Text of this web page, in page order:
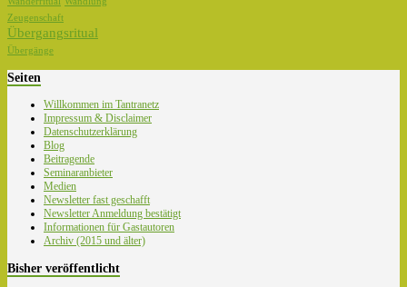
Zeugenschaft
Übergangsritual
Übergänge
Seiten
Willkommen im Tantranetz
Impressum & Disclaimer
Datenschutzerklärung
Blog
Beitragende
Seminaranbieter
Medien
Newsletter fast geschafft
Newsletter Anmeldung bestätigt
Informationen für Gastautoren
Archiv (2015 und älter)
Bisher veröffentlicht